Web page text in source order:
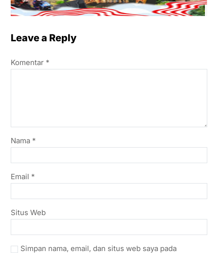
Leave a Reply
Komentar *
Nama *
Email *
Situs Web
Simpan nama, email, dan situs web saya pada